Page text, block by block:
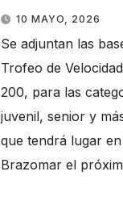
20010 MAYO, 2026
Se adjuntan las
Trofeo de
200, para las
juvenil, senior y
que tendrá lugar
Brazomar el